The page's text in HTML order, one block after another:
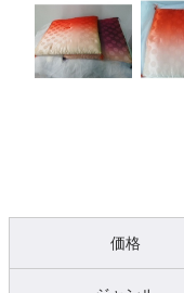
価格